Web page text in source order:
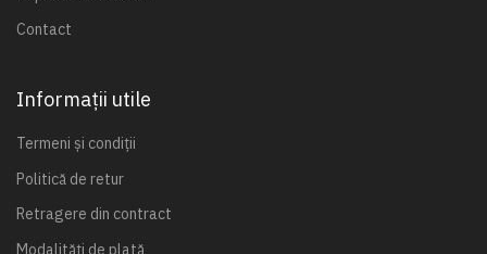
Contact
Informații utile
Termeni și condiții
Politică de retur
Retragere din contract
Modalități de plată